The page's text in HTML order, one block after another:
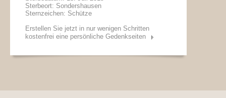
Sterbeort: Sondershausen
Sternzeichen: Schütze
Erstellen Sie jetzt in nur wenigen Schritten
kostenfrei eine persönliche Gedenkseiten